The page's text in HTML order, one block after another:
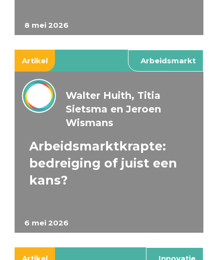
8 mei 2026
Artikel Arbeidsmarkt
6 mei 2026
Walter Huith, Titia
Sietsma en Jeroen
Wismans
Arbeidsmarktkrapte:
bedreiging of juist een
kans?